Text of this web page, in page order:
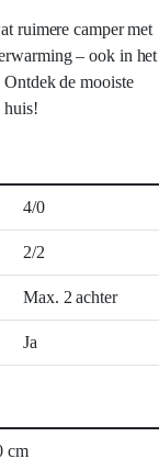
ruimere camper met
– ook in het
de mooiste
huis!
4/0
2/2
Max. 2 achter
Ja
cm